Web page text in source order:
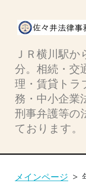
ＪＲ横川駅か
分。相続・交
理・賃貸トラ
務・中小企業
刑事弁護等の
ております。
メインページ >